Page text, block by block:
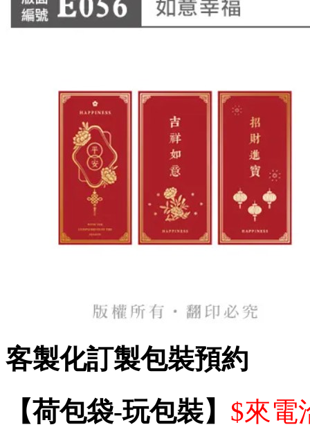
客製化訂製包裝預約
【荷包袋-玩包裝】 $來電